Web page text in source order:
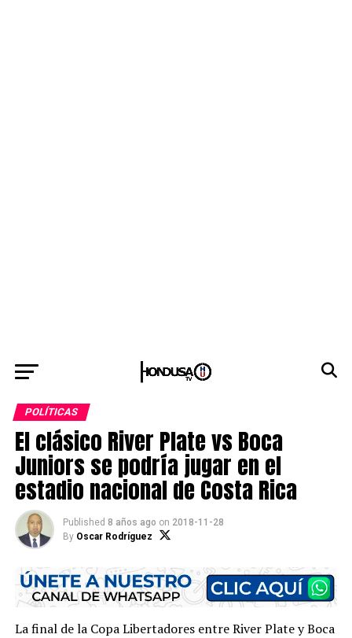
POLÍTICAS
El clásico River Plate vs Boca
Juniors se podría jugar en el
estadio nacional de Costa Rica
Published 8 años ago on 2018-11-28
By Oscar Rodríguez
La final de la Copa Libertadores entre River Plate y Boca